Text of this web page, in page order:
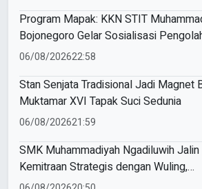
Program Mapak: KKN STIT
Bojonegoro Gelar Sosialisasi
Sampah
06/08/202622:58
Stan Senjata Tradisional Jadi Magnet
Muktamar XVI Tapak Suci Sedunia
06/08/202621:59
SMK Muhammadiyah Ngadiluwih Jalin
Kemitraan Strategis dengan Wuling,
Perkuat Kompetensi Siswa Melalui